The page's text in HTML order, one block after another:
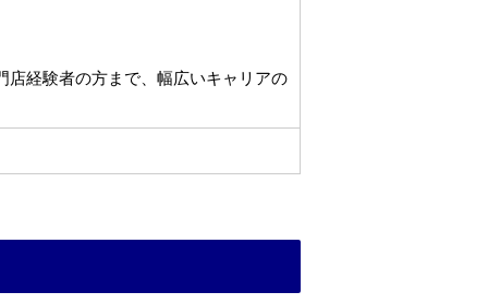
店経験者の方まで、幅広いキャリアの